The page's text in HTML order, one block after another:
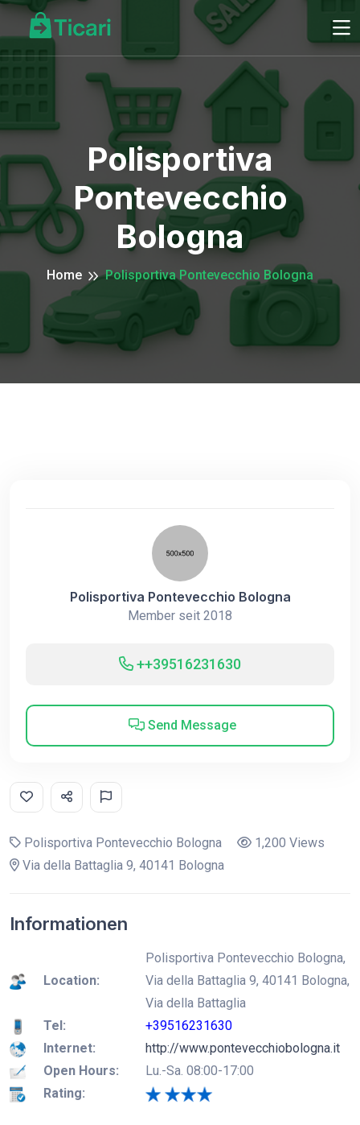
Polisportiva
Pontevecchio
Bologna
Home Polisportiva Pontevecchio Bologna
Polisportiva Pontevecchio Bologna
Member seit 2018
++39516231630
Send Message
Polisportiva Pontevecchio Bologna
1,200 Views
Via della Battaglia 9, 40141 Bologna
Informationen
Location:
Polisportiva Pontevecchio Bologna,
Via della Battaglia 9, 40141 Bologna,
Via della Battaglia
Tel:
+39516231630
Internet:
http://www.pontevecchiobologna.it
Open Hours:
Lu.-Sa. 08:00-17:00
Rating: